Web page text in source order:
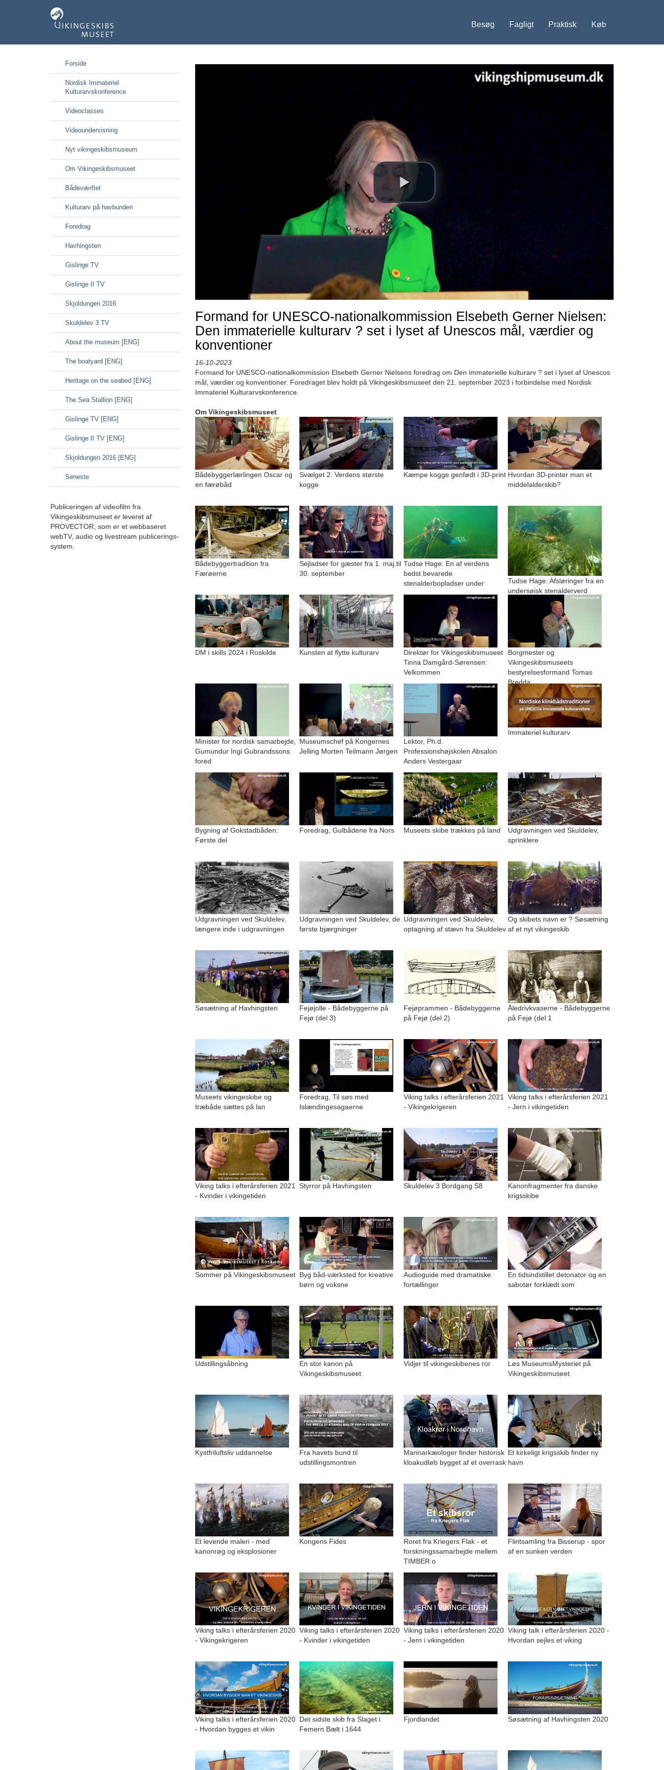
Besøg Fagligt Praktisk Køb
Forside
Nordisk Immateriel
Kulturarvskonference
Videoclasses
Videoundervisning
Nyt vikingeskibsmuseum
Om Vikingeskibsmuseet
Bådeværftet
Kulturarv på havbunden
Foredrag
Havhingsten
Gislinge TV
Gislinge II TV
Skjoldungen 2016
Skuldelev 3 TV
About the museum [ENG]
The boatyard [ENG]
Heritage on the seabed [ENG]
The Sea Stallion [ENG]
Gislinge TV [ENG]
Gislinge II TV [ENG]
Skjoldungen 2016 [ENG]
Seneste
Publiceringen af videofilm fra
Vikingeskibsmuseet er leveret af
PROVECTOR, som er et webbaseret
webTV, audio og livestream publicerings-
system.
Formand for UNESCO-nationalkommission Elsebeth Gerner Nielsen:
Den immaterielle kulturarv ? set i lyset af Unescos mål, værdier og
konventioner
16-10-2023
Formand for UNESCO-nationalkommission Elsebeth Gerner Nielsens foredrag om Den immaterielle kulturarv ? set i lyset af Unescos
mål, værdier og konventioner. Foredraget blev holdt på Vikingeskibsmuseet den 21. september 2023 i forbindelse med Nordisk
Immateriel Kulturarvskonference.
Om Vikingeskibsmuseet
Bådebyggerlærlingen Oscar og
en færøbåd
Svælget 2: Verdens største
kogge
Kæmpe kogge genfødt i 3D-print Hvordan 3D-printer man et
middelalderskib?
Bådebyggertradition fra
Færøerne
Sejladser for gæster fra 1. maj til
30. september
Tudse Hage: En af verdens
bedst bevarede
stenalderbopladser under
Tudse Hage: Afsløringer fra en
undersøisk stenalderverd
DM i skills 2024 i Roskilde Kunsten at flytte kulturarv
Direktør for Vikingeskibsmuseet
Tinna Damgård-Sørensen:
Velkommen
Borgmester og
Vikingeskibsmuseets
bestyrelsesformand Tomas
Bredda
Minister for nordisk samarbejde,
Gumundur Ingi Gubrandssons
fored
Museumschef på Kongernes
Jelling Morten Teilmann Jørgen
Lektor, Ph.d.
Professionshøjskolen Absalon
Anders Vestergaar
Immateriel kulturarv
Bygning af Gokstadbåden:
Første del
Foredrag, Gulbådene fra Nors Museets skibe trækkes på land
Udgravningen ved Skuldelev,
sprinklere
Udgravningen ved Skuldelev,
længere inde i udgravningen
Udgravningen ved Skuldelev, de
første bjærgninger
Udgravningen ved Skuldelev,
optagning af stævn fra Skuldelev
Og skibets navn er ? Søsætning
af et nyt vikingeskib
Søsætning af Havhingsten
Fejøjolle - Bådebyggerne på
Fejø (del 3)
Fejøprammen - Bådebyggerne
på Fejø (del 2)
Åledrivkvaserne - Bådebyggerne
på Fejø (del 1
Museets vikingeskibe og
træbåde sættes på lan
Foredrag, Til søs med
Islændingesagaerne
Viking talks i efterårsferien 2021
- Vikingekrigeren
Viking talks i efterårsferien 2021
- Jern i vikingetiden
Viking talks i efterårsferien 2021
- Kvinder i vikingetiden
Styrror på Havhingsten Skuldelev 3 Bordgang S8
Kanonfragmenter fra danske
krigsskibe
Sommer på Vikingeskibsmuseet Byg båd-værksted for kreative
børn og voksne
Audioguide med dramatiske
fortællinger
En tidsindstillet detonator og en
sabotør forklædt som
Udstillingsåbning
En stor kanon på
Vikingeskibsmuseet
Vidjer til vikingeskibenes ror
Løs MuseumsMysteriet på
Vikingeskibsmuseet
Kystfriluftsliv uddannelse
Fra havets bund til
udstillingsmontren
Marinarkæologer finder historisk
kloakudløb bygget af et overrask
Et kirkeligt krigsskib finder ny
havn
Et levende maleri - med
kanonrøg og eksplosioner
Kongens Fides
Roret fra Kriegers Flak - et
forskningssamarbejde mellem
TIMBER o
Flintsamling fra Bisserup - spor
af en sunken verden
Viking talks i efterårsferien 2020
- Vikingekrigeren
Viking talks i efterårsferien 2020
- Kvinder i vikingetiden
Viking talks i efterårsferien 2020
- Jern i vikingetiden
Viking talk i efterårsferien 2020 -
Hvordan sejles et viking
Viking talks i efterårsferien 2020
- Hvordan bygges et vikin
Det sidste skib fra Slaget i
Femern Bælt i 1644
Fjordlandet Søsætning af Havhingsten 2020